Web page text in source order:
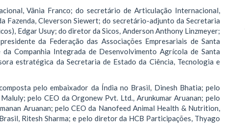
Vânia Franco; do secretário de Articulação Internacional,
Fazenda, Cleverson Siewert; do secretário-adjunto da Secretaria
Edgar Usuy; do diretor da Sicos, Anderson Anthony Linzmeyer;
da Federação das Associações Empresariais de Santa
Companhia Integrada de Desenvolvimento Agrícola de Santa
estratégica da Secretaria de Estado da Ciência, Tecnologia e
pelo embaixador da Índia no Brasil, Dinesh Bhatia; pelo
pelo CEO da Orgonew Pvt. Ltd., Arunkumar Aruanan; pelo
Aruanan; pelo CEO da Nanofeed Animal Health & Nutrition,
Ritesh Sharma; e pelo diretor da HCB Participações, Thyago